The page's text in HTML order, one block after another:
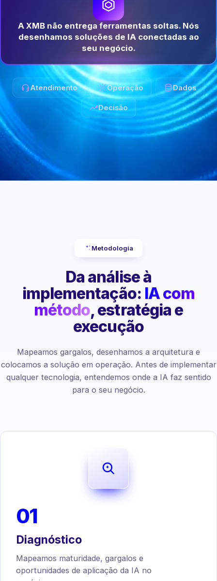
A XMB não entrega ferramentas soltas. Nós
desenhamos soluções de IA conectadas ao
seu negócio.
Atendimento Operação Dados
Decisão
Metodologia
Da análise à
implementação: IA com
método, estratégia e
execução
Mapeamos gargalos, desenhamos a arquitetura e
colocamos a solução em operação. Antes de implementar
qualquer tecnologia, entendemos onde a IA faz sentido
para o seu negócio.
01
Diagnóstico
Mapeamos maturidade, gargalos e
oportunidades de aplicação da IA no